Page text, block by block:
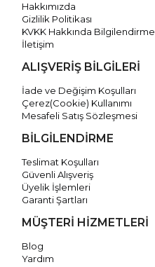
Hakkımızda
Gizlilik Politikası
KVKK Hakkında Bilgilendirme
İletişim
ALIŞVERİŞ BİLGİLERİ
İade ve Değişim Koşulları
Çerez(Cookie) Kullanımı
Mesafeli Satış Sözleşmesi
BİLGİLENDİRME
Teslimat Koşulları
Güvenli Alışveriş
Üyelik İşlemleri
Garanti Şartları
MÜŞTERİ HİZMETLERİ
Blog
Yardım